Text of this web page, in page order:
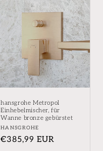
hansgrohe Metropol
Einhebelmischer, für
Wanne bronze gebürstet
Anbieter:
HANSGROHE
Normaler
€385,99 EUR